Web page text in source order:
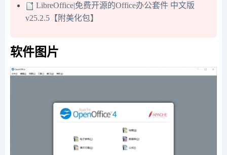
LibreOffice|免费开源的Office办公套件 中文版
v25.2.5【附美化包】
软件图片